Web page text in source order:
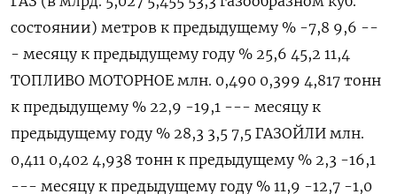
состоянии) метров к предыдущему % -7,8 9,6 --
- месяцу к предыдущему году % 25,6 45,2 11,4
ТОПЛИВО МОТОРНОЕ млн. 0,490 0,399 4,817 тонн
к предыдущему % 22,9 -19,1 --- месяцу к
предыдущему году % 28,3 3,5 7,5 ГАЗОЙЛИ млн.
0,411 0,402 4,938 тонн к предыдущему % 2,3 -16,1
--- месяцу к предыдущему году % 11,9 -12,7 -1,0